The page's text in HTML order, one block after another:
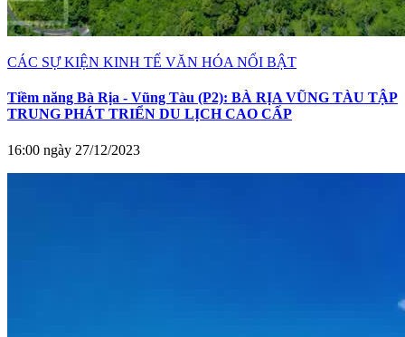
CÁC SỰ KIỆN KINH TẾ VĂN HÓA NỔI BẬT
Tiềm năng Bà Rịa - Vũng Tàu (P2): BÀ RỊA VŨNG TÀU TẬP
TRUNG PHÁT TRIỂN DU LỊCH CAO CẤP
16:00 ngày 27/12/2023